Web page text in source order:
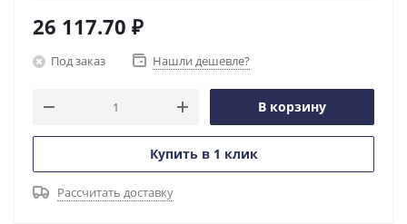
26 117.70 ₽
Под заказ Нашли дешевле?
В корзину
Купить в 1 клик
Рассчитать доставку